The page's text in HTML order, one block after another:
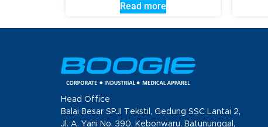
Read more
Head Office
Balai Besar SPJI Tekstil, Gedung SSC Lantai 2,
Jl. A. Yani No. 390, Kebonwaru, Batununggal,